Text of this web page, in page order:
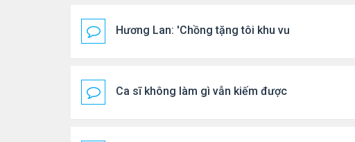
Hương Lan: 'Chồng tặng tôi khu vườn tình yêu'
Ca sĩ không làm gì vẫn kiếm được 400 triệu